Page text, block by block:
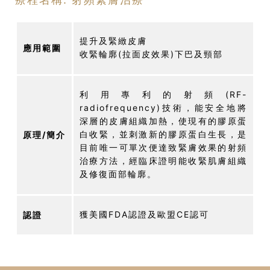
應用範圍
提升及緊緻皮膚
收緊輪廓(拉面皮效果)下巴及頸部
原理/簡介
利用專利的射頻(RF-
radiofrequency)技術，能安全地將
深層的皮膚組織加熱，使現有的膠原蛋
白收緊，並刺激新的膠原蛋白生長，是
目前唯一可單次便達致緊膚效果的射頻
治療方法，經臨床證明能收緊肌膚組織
及修復面部輪廓。
認證 獲美國FDA認證及歐盟CE認可